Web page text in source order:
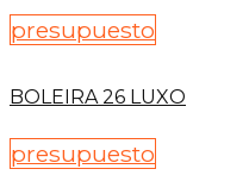
presupuesto
BOLEIRA 26 LUXO
presupuesto